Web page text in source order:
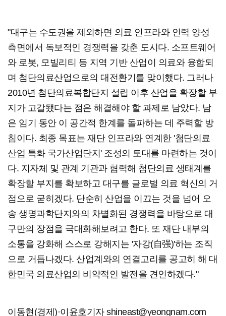
"대구는 수도권을 제외하면 의료 인프라와 인력 양성
측면에서 독보적인 경쟁력을 갖춘 도시다. 소프트웨어
와 로봇, 모빌리티 등 지역 기반 산업이 의료와 융합되
며 첨단의료산업으로의 대전환기를 맞이했다. 그러나
2010년 첨단의료복합단지 설립 이후 산업을 확장할 부
지가 고갈됐다는 점은 해결해야 할 과제로 남았다. 남
은 임기 동안 이 공간적 한계를 돌파하는 데 주력할 방
침이다. 최종 목표는 재단 인프라와 연계한 '첨단의료
산업 특화 국가산업단지' 조성의 토대를 마련하는 것이
다. 지자체 및 관계 기관과 협력해 첨단의료 생태계를
확장할 부지를 확보하고 대구를 글로벌 의료 혁신의 거
점으로 굳히겠다. 단순히 산업을 이끄는 것을 넘어 오
송 생명과학단지와의 차별화된 경쟁력을 바탕으로 대
구만의 장점을 극대화해보려고 한다. 또 재단 내부의
소통을 강화해 스스로 강해지는 '자강(自强)'하는 조직
으로 거듭나겠다. 산업계와의 연결고리를 공고히 해 대
한민국 의료산업의 비약적인 발전을 견인하겠다."
이동현(경제)·이윤호기자 shineast@yeongnam.com